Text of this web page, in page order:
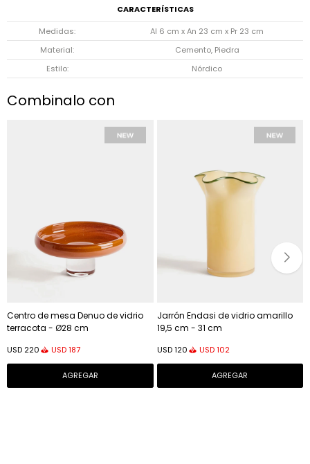
CARACTERÍSTICAS
Medidas
Al 6 cm x An 23 cm x Pr 23 cm
Material
Cemento, Piedra
Estilo
Nórdico
Combinalo con
Centro de mesa Denuo de vidrio
terracota - Ø28 cm
USD 220 USD187
Jarrón Endasi de vidrio amarillo
19,5 cm - 31 cm
USD 120 USD 102